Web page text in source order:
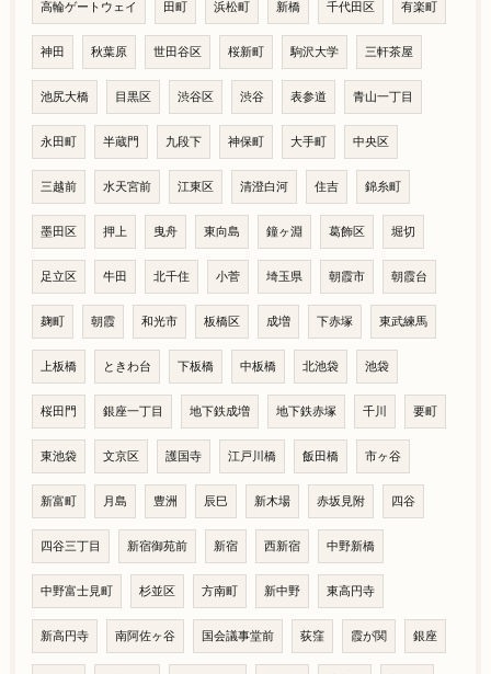
高輪ゲートウェイ 田町 浜松町 新橋 千代田区 有楽町
神田 秋葉原 世田谷区 桜新町 駒沢大学 三軒茶屋
池尻大橋 目黒区 渋谷区 渋谷 表参道 青山一丁目
永田町 半蔵門 九段下 神保町 大手町 中央区
三越前 水天宮前 江東区 清澄白河 住吉 錦糸町
墨田区 押上 曳舟 東向島 鐘ヶ淵 葛飾区 堀切
足立区 牛田 北千住 小菅 埼玉県 朝霞市 朝霞台
麹町 朝霞 和光市 板橋区 成増 下赤塚 東武練馬
上板橋 ときわ台 下板橋 中板橋 北池袋 池袋
桜田門 銀座一丁目 地下鉄成増 地下鉄赤塚 千川 要町
東池袋 文京区 護国寺 江戸川橋 飯田橋 市ヶ谷
新富町 月島 豊洲 辰巳 新木場 赤坂見附 四谷
四谷三丁目 新宿御苑前 新宿 西新宿 中野新橋
中野富士見町 杉並区 方南町 新中野 東高円寺
新高円寺 南阿佐ヶ谷 国会議事堂前 荻窪 霞が関 銀座